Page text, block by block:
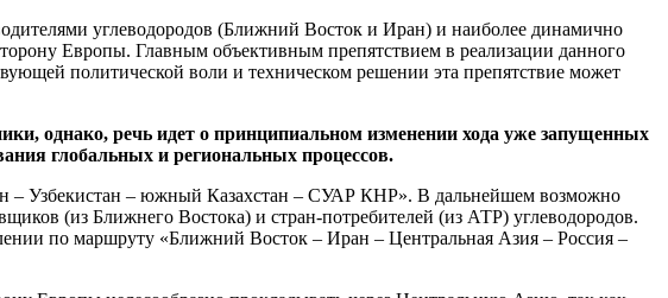
углеводородов (Ближний Восток и Иран) и наиболее динамично
Европы. Главным объективным препятствием в реализации данного
политической воли и техническом решении эта препятствие может
однако, речь идет о принципиальном изменении хода уже запущенных
глобальных и региональных процессов.
– Узбекистан – южный Казахстан – СУАР КНР». В дальнейшем возможно
(из Ближнего Востока) и стран-потребителей (из АТР) углеводородов.
по маршруту «Ближний Восток – Иран – Центральная Азия – Россия –